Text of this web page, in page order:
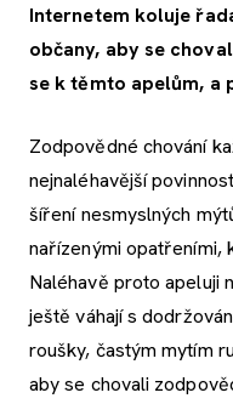
Internetem koluje
občany, aby se
se k těmto apelům, a
Zodpovědné chování
nejnaléhavější
šíření nesmyslných
nařízenými opatřeními,
Naléhavě proto apeluji
ještě váhají s
roušky, častým mytím
aby se chovali